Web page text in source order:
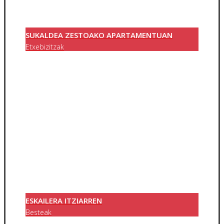
SUKALDEA ZESTOAKO APARTAMENTUAN
Etxebizitzak
ESKAILERA ITZIARREN
Besteak